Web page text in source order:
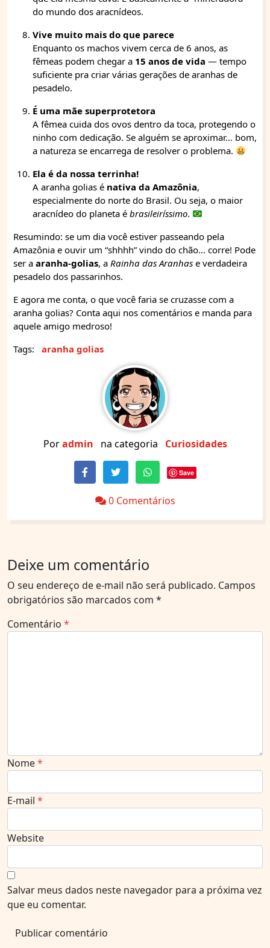
do mundo dos aracnídeos.
Vive muito mais do que parece
Enquanto os machos vivem cerca de 6 anos, as
fêmeas podem chegar a 15 anos de vida — tempo
suficiente pra criar várias gerações de aranhas de
pesadelo.
É uma mãe superprotetora
A fêmea cuida dos ovos dentro da toca, protegendo o
ninho com dedicação. Se alguém se aproximar… bom,
a natureza se encarrega de resolver o problema.
Ela é da nossa terrinha!
A aranha golias é nativa da Amazônia,
especialmente do norte do Brasil. Ou seja, o maior
aracnídeo do planeta é brasileiríssimo.
Resumindo: se um dia você estiver passeando pela
Amazônia e ouvir um “shhhh” vindo do chão… corre! Pode
ser a aranha-golias, a Rainha das Aranhas e verdadeira
pesadelo dos passarinhos.
E agora me conta, o que você faria se cruzasse com a
aranha golias? Conta aqui nos comentários e manda para
aquele amigo medroso!
Tags:
aranha golias
Poradmin na categoria Curiosidades
Save
0 Comentários
Deixe um comentário
O seu endereço de e-mail não será publicado. Campos
obrigatórios são marcados com *
Comentário *
Nome*
E-mail *
Website
Salvar meus dados neste navegador para a próxima vez
que eu comentar.